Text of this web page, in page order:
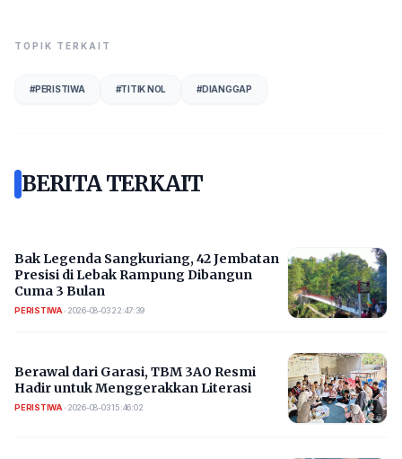
TOPIK TERKAIT
#PERISTIWA #TITIK NOL #DIANGGAP
BERITA TERKAIT
Bak Legenda Sangkuriang, 42 Jembatan
Presisi di Lebak Rampung Dibangun
Cuma 3 Bulan
PERISTIWA• 2026-08-03 22:47:39
Berawal dari Garasi, TBM 3AO Resmi
Hadir untuk Menggerakkan Literasi
PERISTIWA• 2026-08-03 15:46:02